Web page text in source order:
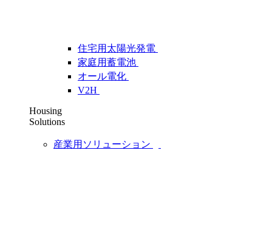
住宅用太陽光発電
家庭用蓄電池
オール電化
V2H
Housing
Solutions
産業用ソリューション